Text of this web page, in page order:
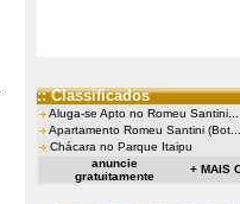
:: Classificados
Aluga-se Apto no Romeu Santini...
Apartamento Romeu Santini (Bot...
Chácara no Parque Itaipu
anuncie
gratuitamente
+ MAIS